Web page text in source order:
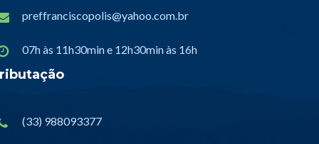
preffranciscopolis@yahoo.com.br
07h às 11h30min e 12h30min às 16h
(33) 988093377